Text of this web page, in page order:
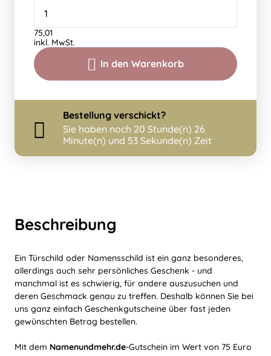
Beschreibung
Ein Türschild oder Namensschild ist ein ganz besonderes,
allerdings auch sehr persönliches Geschenk - und
manchmal ist es schwierig, für andere auszusuchen und
deren Geschmack genau zu treffen. Deshalb können Sie bei
uns ganz einfach Geschenkgutscheine über fast jeden
gewünschten Betrag bestellen.
Mit dem Namenundmehr.de-Gutschein im Wert von 75 Euro
In den Warenkorb
75,01
inkl. MwSt.
Bestellung verschickt?
Sie haben noch 20 Stunde(n) 26
Minute(n) und 53 Sekunde(n) Zeit